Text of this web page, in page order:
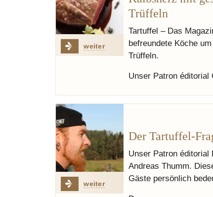
weiter
Trüffeln
Tartuffel – Das
befreundete Köche
Trüffeln.
Unser Patron
weiter
Der Tartuffel-
Unser Patron éditorial
Andreas Thumm.
Gäste persönlich